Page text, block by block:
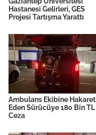
Hastanesi Gelirleri, GES
Projesi Tartışma Yarattı
Ambulans Ekibine Hakaret
Eden Sürücüye 180 Bin TL
Ceza